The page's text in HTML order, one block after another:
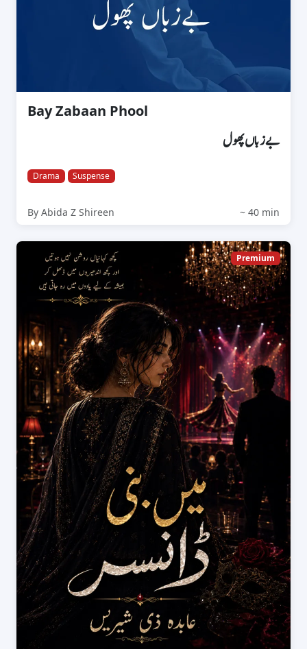
Bay Zabaan Phool
بےزباں پھول
Drama Suspense
By Abida Z Shireen ~ 40 min
Premium